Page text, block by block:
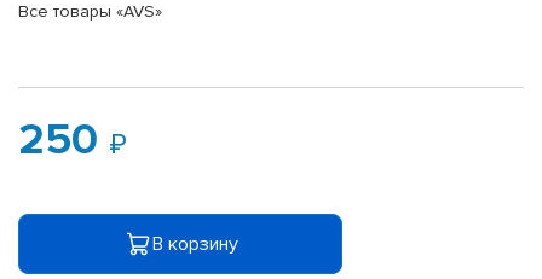
Все товары «AVS»
250
В корзину